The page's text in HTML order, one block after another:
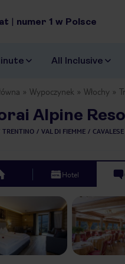
| numer 1 w Polsce
All Inclusive
Wypoczynek Włochy
Alpine
TRENTINO VAL DI FIEMME CAVALESE
Hotel
slide